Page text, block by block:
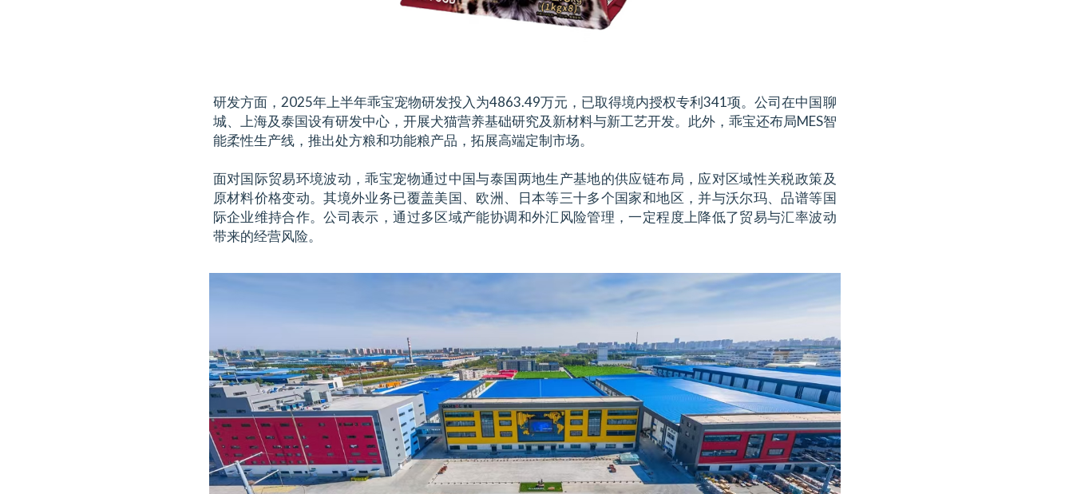
研发方面，2025年上半年乖宝宠物研发投入为4863.49万元，已取得境内授权专利341项。公司在中国聊
城、上海及泰国设有研发中心，开展犬猫营养基础研究及新材料与新工艺开发。此外，乖宝还布局MES智
能柔性生产线，推出处方粮和功能粮产品，拓展高端定制市场。
面对国际贸易环境波动，乖宝宠物通过中国与泰国两地生产基地的供应链布局，应对区域性关税政策及
原材料价格变动。其境外业务已覆盖美国、欧洲、日本等三十多个国家和地区，并与沃尔玛、品谱等国
际企业维持合作。公司表示，通过多区域产能协调和外汇风险管理，一定程度上降低了贸易与汇率波动
带来的经营风险。